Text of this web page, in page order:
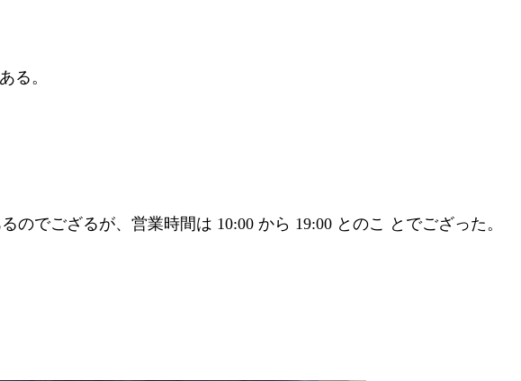
る。
のでござるが、営業時間は 10:00 から 19:00 とのこ とでござった。